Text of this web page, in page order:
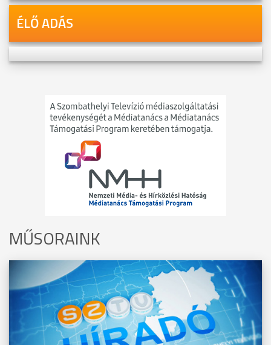
ÉLŐ ADÁS
MŰSORAINK